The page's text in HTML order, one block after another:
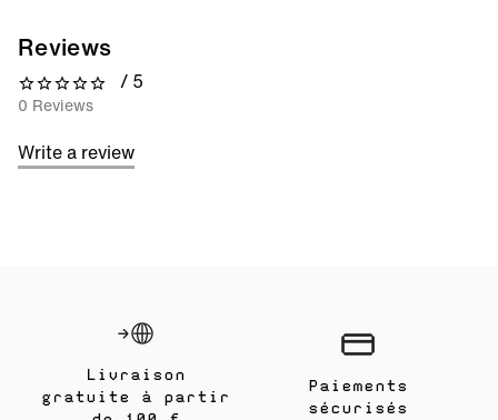
Reviews
0 out of 5 stars
/ 5
0 Reviews
Write a review
Livraison
gratuite à partir
Paiements
sécurisés